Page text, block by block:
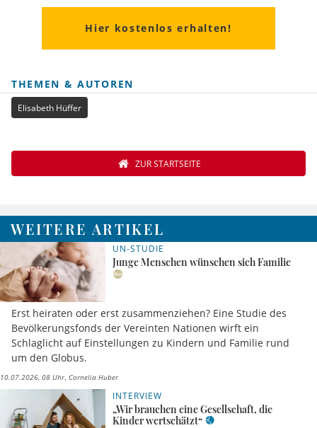
Hier kostenlos erhalten!
THEMEN & AUTOREN
Elisabeth Hüffer
ZUR STARTSEITE
WEITERE ARTIKEL
UN-STUDIE
Junge Menschen wünschen sich Familie
Erst heiraten oder erst zusammenziehen? Eine Studie des
Bevölkerungsfonds der Vereinten Nationen wirft ein
Schlaglicht auf Einstellungen zu Kindern und Familie rund
um den Globus.
10.07.2026, 08 Uhr Cornelia Huber
INTERVIEW
„Wir brauchen eine Gesellschaft, die
Kinder wertschätzt“